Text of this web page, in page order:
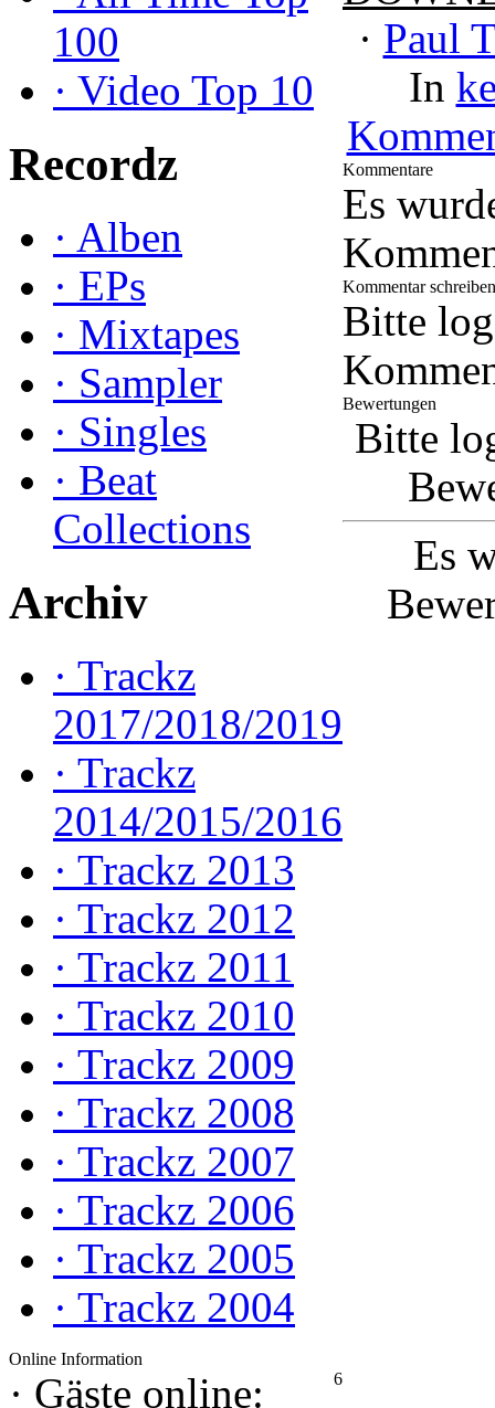
100
· Video Top 10
Recordz
· Alben
· EPs
· Mixtapes
· Sampler
· Singles
· Beat
Collections
Archiv
· Trackz
2017/2018/2019
· Trackz
2014/2015/2016
· Trackz 2013
· Trackz 2012
· Trackz 2011
· Trackz 2010
· Trackz 2009
· Trackz 2008
· Trackz 2007
· Trackz 2006
· Trackz 2005
· Trackz 2004
Online Information
· Gäste online: 6
· Paul T
In
Kommentare
Es
Kommentar schreiben
Bitte
Bewertungen
Bitte
Es